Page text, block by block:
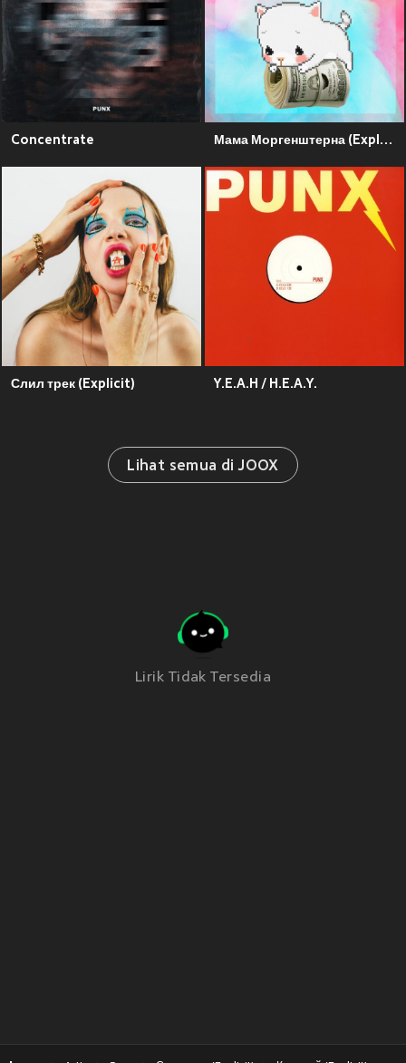
Concentrate Мама Моргенштерна (Explicit)
Слил трек (Explicit) Y.E.A.H / H.E.A.Y.
Lihat semua di JOOX
Lirik Tidak Tersedia